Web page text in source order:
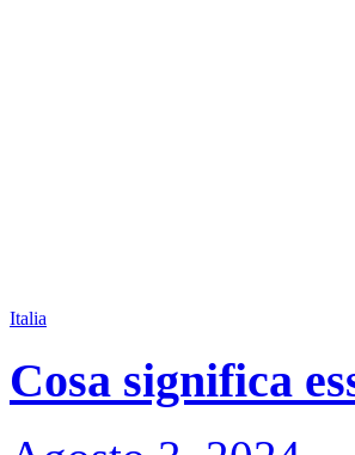
Italia
Cosa significa